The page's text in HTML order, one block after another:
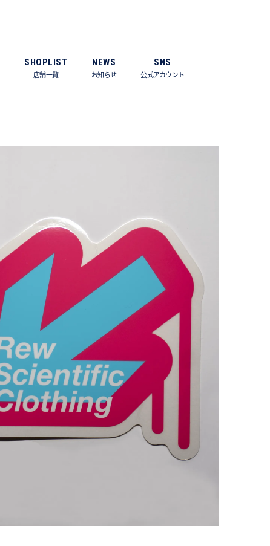
SHOPLIST
店舗一覧
NEWS
お知らせ
SNS
公式アカウント